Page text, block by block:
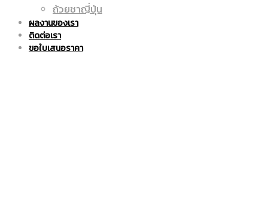
มัค
|
ถ้วยชาญี่ปุ่น
ผลงานของเรา
ติดต่อเรา
ขอใบเสนอราคา